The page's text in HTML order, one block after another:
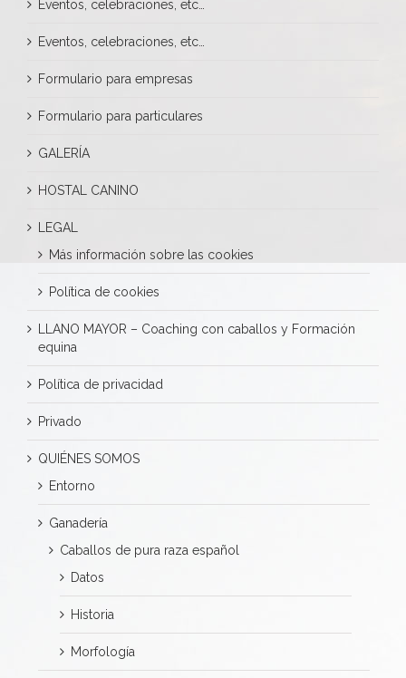
Eventos, celebraciones, etc…
Eventos, celebraciones, etc…
Formulario para empresas
Formulario para particulares
GALERÍA
HOSTAL CANINO
LEGAL
Más información sobre las cookies
Política de cookies
LLANO MAYOR – Coaching con caballos y Formación
equina
Política de privacidad
Privado
QUIÉNES SOMOS
Entorno
Ganadería
Caballos de pura raza español
Datos
Historia
Morfología